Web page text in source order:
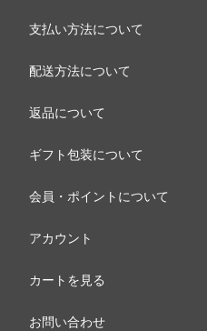
支払い方法について
配送方法について
返品について
ギフト包装について
会員・ポイントについて
アカウント
カートを見る
お問い合わせ